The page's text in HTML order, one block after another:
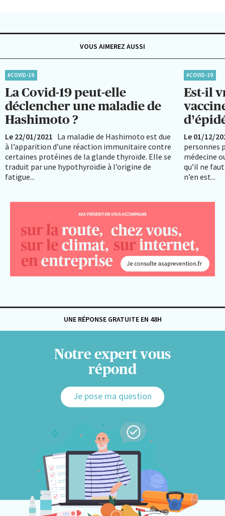
VOUS AIMEREZ AUSSI
#COVID-19
La Covid-19 peut-elle
déclencher une maladie de
Hashimoto ?
Le 22/01/2021 La maladie de Hashimoto est due
à l’apparition d’une réaction immunitaire contre
certaines protéines de la glande thyroïde. Elle se
traduit par une hypothyroïdie à l’origine de
fatigue...
#COVID-19
Est-il
Le 01/12/
personnes
médecine
qu’il ne
n’en est...
UNE RÉPONSE GRATUITE EN 48H
Notre expert vous
répond
Je pose ma question